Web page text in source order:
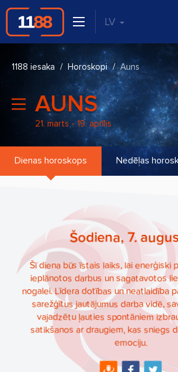
LV
1188 iesaka Horoskopi Auns
AUNS
21. marts - 19. aprīlis
Dienas horoskops Nedēļas
Šodiena, 7.
Šī diena būs īstais laiks, lai enerģiski
ieplānotos darbus un sagatavotos
nogalei. Līdera dotības un neatlaidība
sarežģītus jautājumus darba vidē,
vajadzētu ļauties spontāniem
satikšanos ar draugiem, kas sniegs
emociju.